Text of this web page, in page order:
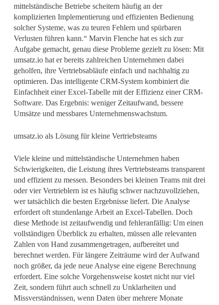
mittelständische Betriebe scheitern häufig an der
komplizierten Implementierung und effizienten Bedienung
solcher Systeme, was zu teuren Fehlern und spürbaren
Verlusten führen kann.“ Marvin Flenche hat es sich zur
Aufgabe gemacht, genau diese Probleme gezielt zu lösen: Mit
umsatz.io hat er bereits zahlreichen Unternehmen dabei
geholfen, ihre Vertriebsabläufe einfach und nachhaltig zu
optimieren. Das intelligente CRM-System kombiniert die
Einfachheit einer Excel-Tabelle mit der Effizienz einer CRM-
Software. Das Ergebnis: weniger Zeitaufwand, bessere
Umsätze und messbares Unternehmenswachstum.
umsatz.io als Lösung für kleine Vertriebsteams
Viele kleine und mittelständische Unternehmen haben
Schwierigkeiten, die Leistung ihres Vertriebsteams transparent
und effizient zu messen. Besonders bei kleinen Teams mit drei
oder vier Vertrieblern ist es häufig schwer nachzuvollziehen,
wer tatsächlich die besten Ergebnisse liefert. Die Analyse
erfordert oft stundenlange Arbeit an Excel-Tabellen. Doch
diese Methode ist zeitaufwendig und fehleranfällig: Um einen
vollständigen Überblick zu erhalten, müssen alle relevanten
Zahlen von Hand zusammengetragen, aufbereitet und
berechnet werden. Für längere Zeiträume wird der Aufwand
noch größer, da jede neue Analyse eine eigene Berechnung
erfordert. Eine solche Vorgehensweise kostet nicht nur viel
Zeit, sondern führt auch schnell zu Unklarheiten und
Missverständnissen, wenn Daten über mehrere Monate